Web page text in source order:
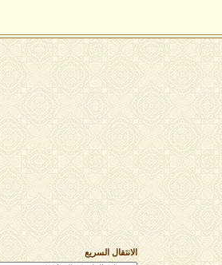
الانتقال السريع